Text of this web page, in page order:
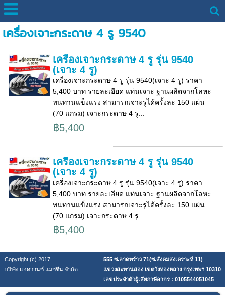
เครื่องเจาะกระดาษ 4 รู 9540
เครื่องเจาะกระดาษ 4 รู รุ่น 9540
(เจาะ 4 รู)
เครื่องเจาะกระดาษ 4 รู รุ่น 9540(เจาะ 4 รู) ราคา
5,400 บาท รายละเอียด แท่นเจาะ ฐานผลิตจากโลหะ
ทนทานแข็งแรง สามารถเจาะรูได้ครั้งละ 150 แผ่น
(70 แกรม) เจาะกระดาษ 4 รู...
฿5,400
เครื่องเจาะกระดาษ 4 รู รุ่น 9540
(เจาะ 4 รู)
เครื่องเจาะกระดาษ 4 รู รุ่น 9540(เจาะ 4 รู) ราคา
5,400 บาท รายละเอียด แท่นเจาะ ฐานผลิตจากโลหะ
ทนทานแข็งแรง สามารถเจาะรูได้ครั้งละ 150 แผ่น
(70 แกรม) เจาะกระดาษ 4 รู...
฿5,400
Copyright (c) 2017
555 ซ.ลาดพร้าว 71(ซ.สังคมสงเคราะห์ 11)
บริษัท แอดวานซ์ แมชชีน จำกัด
แขวงสะพานสอง เขตวังทองหลาง กรุงเทพฯ 10310
เลขประจำตัวผู้เสียภาษีอากร : 0105544051045